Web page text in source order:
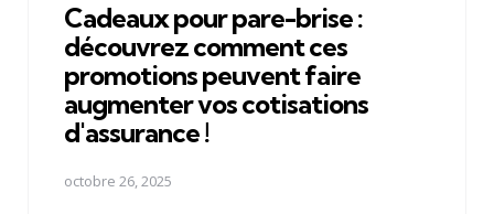
Cadeaux pour pare-brise :
découvrez comment ces
promotions peuvent faire
augmenter vos cotisations
d'assurance !
octobre 26, 2025